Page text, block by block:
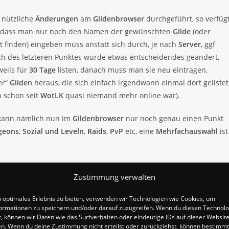
Zustimmung verwalten
optimales Erlebnis zu bieten, verwenden wir Technologien wie Cookies, um
zu speichern und/oder darauf zuzugreifen. Wenn du diesen
können wir Daten wie das Surfverhalten oder eindeutige IDs auf dieser Website
Wenn du deine Zustimmung nicht erteilst oder zurückziehst, können
Änderungen am Gildenbrowser durchgeführt, so
man nur noch den Namen der gewünschten Gilde (oder
eingeben muss anstatt sich durch, je nach Server, ggf
des letzteren Punktes wurde etwas entscheidendes geändert,
für 30 Tage listen, danach muss man sie neu eintragen,
Gilden heraus, die sich einfach irgendwann einmal dort gelistet
schon seit WotLK quasi niemand mehr online war).
nämlich nun im Gildenbrowser nur noch genau einen Punkt
, Sozial und Leveln, Raids, PvP etc, eine Mehrfachauswahl ist